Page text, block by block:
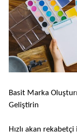
Basit Marka
Geliştirin
Hızlı akan